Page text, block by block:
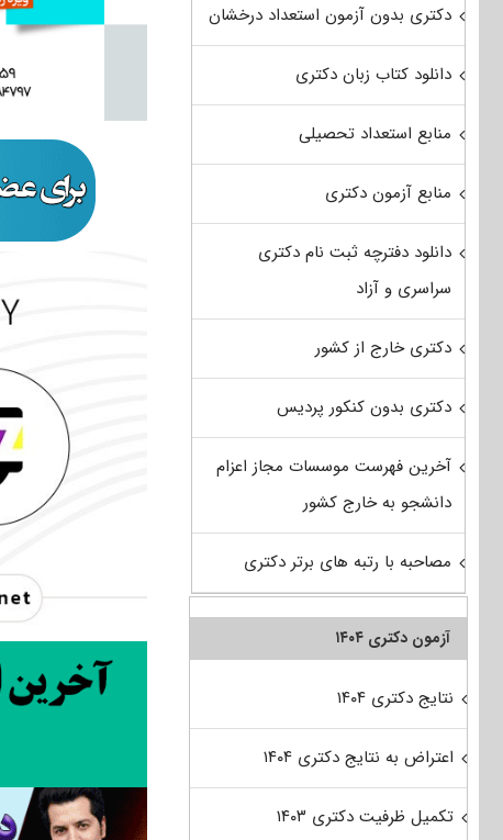
دکتری بدون آزمون استعداد درخشان
دانلود کتاب زبان دکتری
منابع استعداد تحصیلی
منابع آزمون دکتری
دانلود دفترچه ثبت نام دکتری
سراسری و آزاد
دکتری خارج از کشور
دکتری بدون کنکور پردیس
آخرین فهرست موسسات مجاز اعزام
دانشجو به خارج کشور
مصاحبه با رتبه های برتر دکتری
آزمون دکتری ۱۴۰۴
نتایج دکتری ۱۴۰۴
اعتراض به نتایج دکتری ۱۴۰۴
تکمیل ظرفیت دکتری ۱۴۰۳